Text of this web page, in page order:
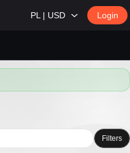
PL | USD Login
Filters